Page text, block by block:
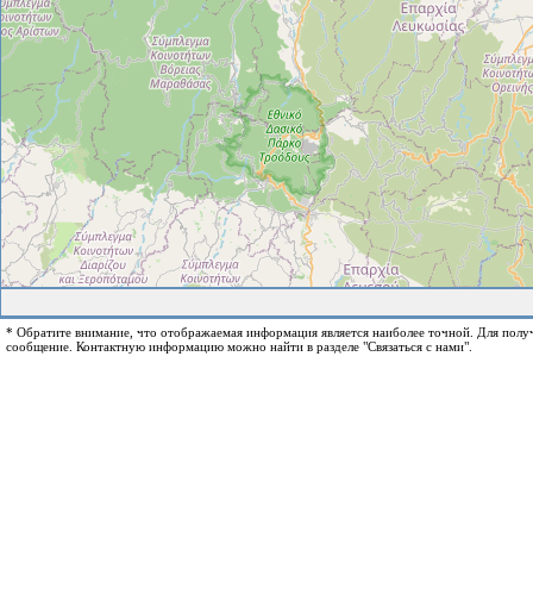
* Обратите внимание, что отображаемая информация является наиболее точной. Для
сообщение. Контактную информацию можно найти в разделе "Связаться с нами".